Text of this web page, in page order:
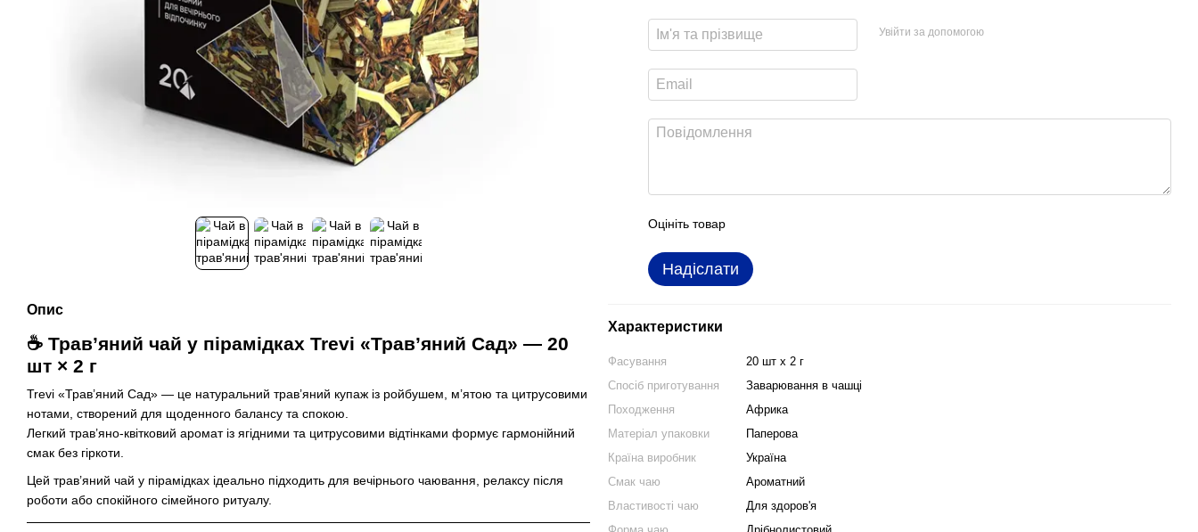
Опис
☕ Трав’яний чай у пірамідках Trevi «Трав’яний Сад» — 20
шт × 2 г
Trevi «Трав’яний Сад» — це натуральний трав’яний купаж із ройбушем, м’ятою та цитрусовими
нотами, створений для щоденного балансу та спокою.
Легкий трав’яно-квітковий аромат із ягідними та цитрусовими відтінками формує гармонійний
смак без гіркоти.
Цей трав’яний чай у пірамідках ідеально підходить для вечірнього чаювання, релаксу після
роботи або спокійного сімейного ритуалу.
Увійти за допомогою
Оцініть товар
Надіслати
Характеристики
Фасування
20 шт x 2 г
Спосіб приготування
Заварювання в чашці
Походження
Африка
Матеріал упаковки
Паперова
Країна виробник
Україна
Смак чаю
Ароматний
Властивості чаю
Для здоров'я